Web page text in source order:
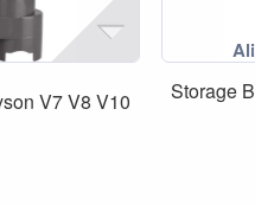
V7 V8 V10
Storage